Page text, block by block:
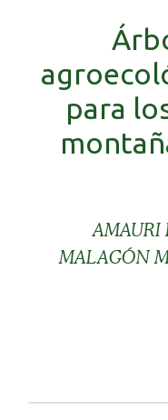
para
AMAURI
MALAGÓN